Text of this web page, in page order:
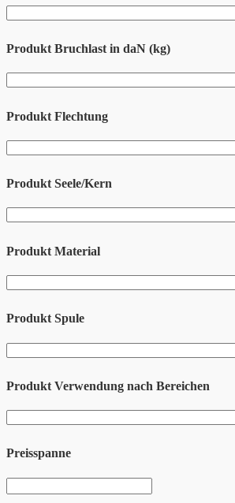
Produkt Bruchlast in daN (kg)
Produkt Flechtung
Produkt Seele/Kern
Produkt Material
Produkt Spule
Produkt Verwendung nach Bereichen
Preisspanne